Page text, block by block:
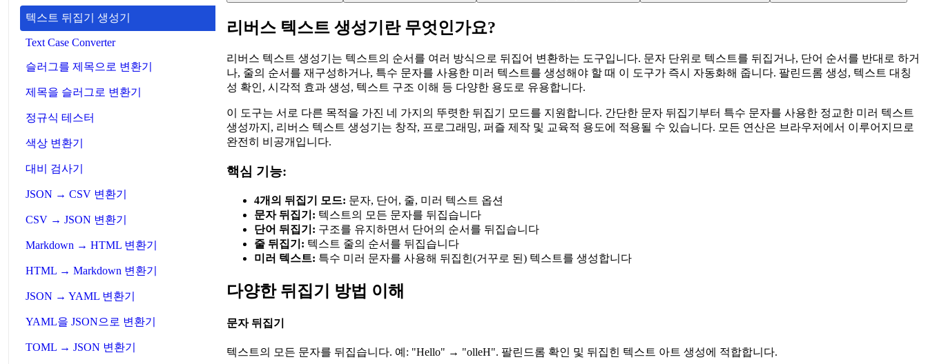
텍스트 뒤집기 생성기
Text Case Converter
슬러그를 제목으로 변환기
제목을 슬러그로 변환기
정규식 테스터
색상 변환기
대비 검사기
JSON → CSV 변환기
CSV → JSON 변환기
Markdown → HTML 변환기
HTML → Markdown 변환기
JSON → YAML 변환기
YAML을 JSON으로 변환기
TOML → JSON 변환기
리버스 텍스트 생성기란 무엇인가요?
리버스 텍스트 생성기는 텍스트의 순서를 여러 방식으로 뒤집어 변환하는 도구입니다. 문자 단위로 텍스트를 뒤집거나, 단어 순서를 반대로 하거
나, 줄의 순서를 재구성하거나, 특수 문자를 사용한 미러 텍스트를 생성해야 할 때 이 도구가 즉시 자동화해 줍니다. 팔린드롬 생성, 텍스트 대칭
성 확인, 시각적 효과 생성, 텍스트 구조 이해 등 다양한 용도로 유용합니다.
이 도구는 서로 다른 목적을 가진 네 가지의 뚜렷한 뒤집기 모드를 지원합니다. 간단한 문자 뒤집기부터 특수 문자를 사용한 정교한 미러 텍스트
생성까지, 리버스 텍스트 생성기는 창작, 프로그래밍, 퍼즐 제작 및 교육적 용도에 적용될 수 있습니다. 모든 연산은 브라우저에서 이루어지므로
완전히 비공개입니다.
핵심 기능:
4개의 뒤집기 모드: 문자, 단어, 줄, 미러 텍스트 옵션
문자 뒤집기: 텍스트의 모든 문자를 뒤집습니다
단어 뒤집기: 구조를 유지하면서 단어의 순서를 뒤집습니다
줄 뒤집기: 텍스트 줄의 순서를 뒤집습니다
미러 텍스트: 특수 미러 문자를 사용해 뒤집힌(거꾸로 된) 텍스트를 생성합니다
다양한 뒤집기 방법 이해
문자 뒤집기
텍스트의 모든 문자를 뒤집습니다. 예: "Hello" → "olleH". 팔린드롬 확인 및 뒤집힌 텍스트 아트 생성에 적합합니다.